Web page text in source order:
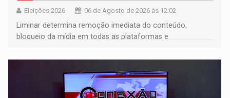
Eleições 2026 06 de Agosto de 2026 às 12:02
Liminar determina remoção imediata do conteúdo,
bloqueio da mídia em todas as plataformas e